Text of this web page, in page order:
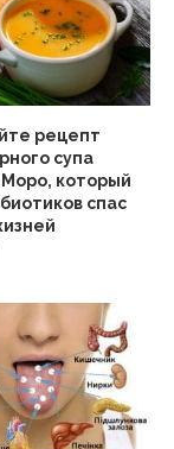
рецепт
супа
который
спас